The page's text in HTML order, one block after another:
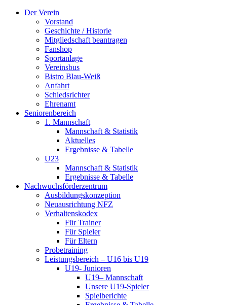
Der Verein
Vorstand
Geschichte / Historie
Mitgliedschaft beantragen
Fanshop
Sportanlage
Vereinsbus
Bistro Blau-Weiß
Anfahrt
Schiedsrichter
Ehrenamt
Seniorenbereich
1. Mannschaft
Mannschaft & Statistik
Aktuelles
Ergebnisse & Tabelle
U23
Mannschaft & Statistik
Ergebnisse & Tabelle
Nachwuchsförderzentrum
Ausbildungskonzeption
Neuausrichtung NFZ
Verhaltenskodex
Für Trainer
Für Spieler
Für Eltern
Probetraining
Leistungsbereich – U16 bis U19
U19- Junioren
U19– Mannschaft
Unsere U19-Spieler
Spielberichte